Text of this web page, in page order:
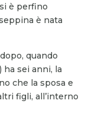
è perfino
è nata
quando
ha sei anni, la
che la sposa e
figli, all’interno